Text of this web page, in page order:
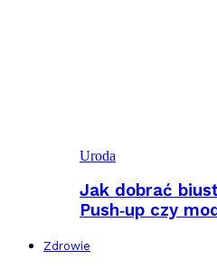
Uroda
Jak dobrać
Push‑up czy
Zdrowie